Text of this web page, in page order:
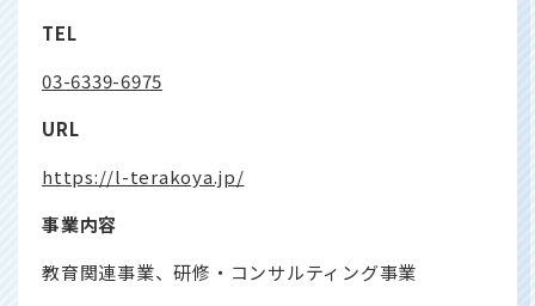
TEL
03-6339-6975
URL
https://l-terakoya.jp/
事業内容
教育関連事業、研修・コンサルティング事業